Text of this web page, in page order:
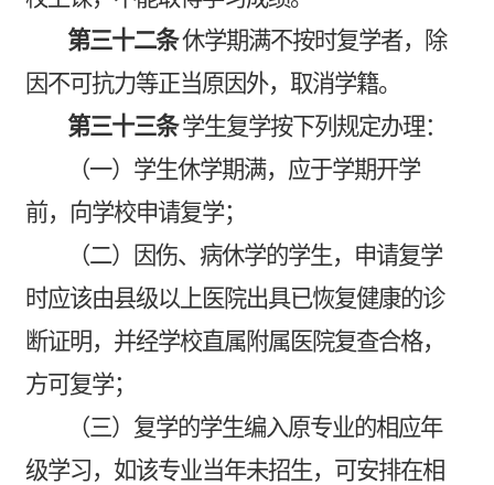
第三十二条休学期满不按时复学者，除
因不可抗力等正当原因外，取消学籍。
第三十三条 学生复学按下列规定办理：
（一）学生休学期满，应于学期开学
前，向学校申请复学；
（二）因伤、病休学的学生，申请复学
时应该由县级以上医院出具已恢复健康的诊
断证明，并经学校直属附属医院复查合格，
方可复学；
（三）复学的学生编入原专业的相应年
级学习，如该专业当年未招生，可安排在相